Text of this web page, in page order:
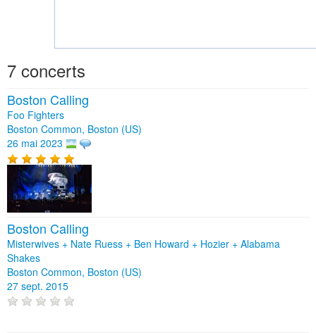
7 concerts
Boston Calling
Foo Fighters
Boston Common, Boston (US)
26 mai 2023
Boston Calling
Misterwives + Nate Ruess + Ben Howard + Hozier + Alabama
Shakes
Boston Common, Boston (US)
27 sept. 2015